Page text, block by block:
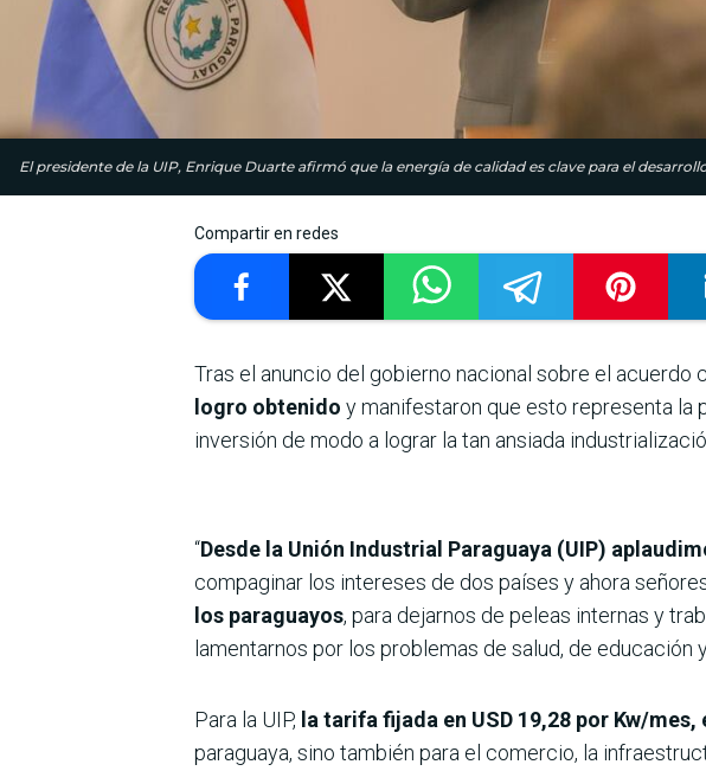
El presidente de la UIP, Enrique Duarte afirmó que la energía de calidad es clave para el
Compartir en redes
Tras el anuncio del gobierno nacional sobre el
logro obtenido y manifestaron que esto representa la
inversión de modo a lograr la tan ansiada
“Desde la Unión Industrial Paraguaya (UIP)
compaginar los intereses de dos países y ahora
los paraguayos, para dejarnos de peleas internas y
lamentarnos por los problemas de salud, de educación
Para la UIP, la tarifa fijada en USD 19,28 por Kw/
paraguaya, sino también para el comercio, la